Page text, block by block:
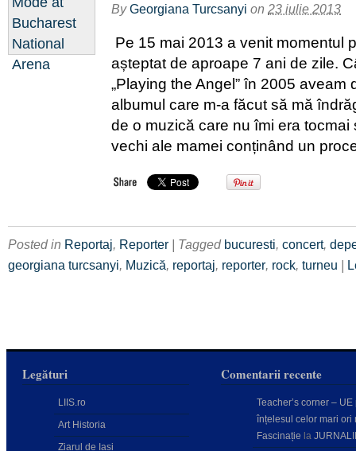
ByGeorgiana Turcsanyi on 23 iulie 2013
Pe 15 mai 2013 a venit momentul
așteptat de aproape 7 ani de zile.
„Playing the Angel” în 2005 aveam
albumul care m-a făcut să mă
de o muzică care nu îmi era tocmai
vechi ale mamei conținând un
Posted in Reportaj, Reporter | Tagged bucuresti, concert,
georgiana turcsanyi, Muzică, reportaj, reporter, rock, turneu |
Legături
LIIS.ro
Art Historia
Ziarul de Iași
Comentarii recente
Teacher’s corner – UE
înțelesul celor mari ori
Fascinație la